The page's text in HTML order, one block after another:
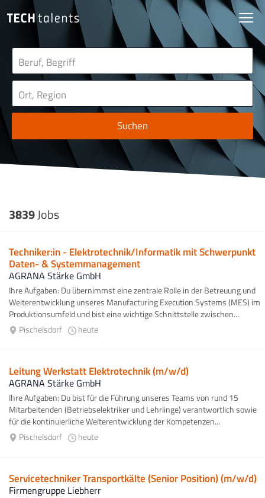
Suchen
3839Jobs
Techniker:in - Elektrotechnik/Informatik mit Schwerpunkt
Daten- & Systemmanagement
AGRANA Stärke GmbH
Ihre Aufgaben: Du übernimmst eine zentrale Rolle in der Betreuung und
Weiterentwicklung unseres Manufacturing Execution Systems (MES) im
Produktionsumfeld und bist eine wichtige Schnittstelle zwischen...
Pischelsdorf
heute
Leitung Werkstatt Elektrotechnik (m/w/d)
AGRANA Stärke GmbH
Ihre Aufgaben: Du bist für die Führung unseres Teams von rund 15
Mitarbeitenden (Betriebselektriker und Lehrlinge) verantwortlich sowie
für die kontinuierliche Weiterentwicklung der Kompetenzen...
Pischelsdorf
heute
Servicetechniker Transportkälte (Senior Position) (m/w/d)
Firmengruppe Liebherr